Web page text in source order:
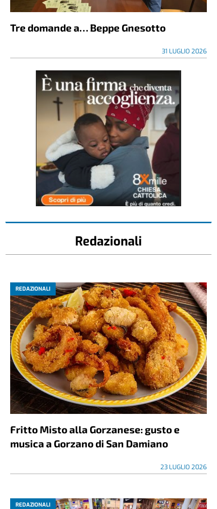
Tre domande a… Beppe Gnesotto
31 LUGLIO 2026
Redazionali
REDAZIONALI
Fritto Misto alla Gorzanese: gusto e
musica a Gorzano di San Damiano
23 LUGLIO 2026
REDAZIONALI